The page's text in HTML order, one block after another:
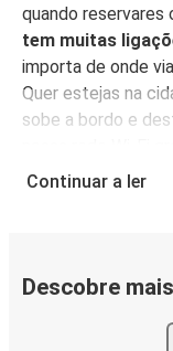
quando reservares
tem muitas
importa de onde
Quer estejas na
sobe a bordo e
reservar o teu
funcionar como o
mais baratos,
Continuar a ler
Descobre